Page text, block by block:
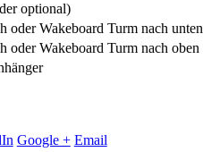
optional)
oder Wakeboard Turm nach unten
oder Wakeboard Turm nach oben
Google + Email